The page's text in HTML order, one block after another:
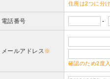
住所は2つに分
電話番号 -
メールアドレス※
確認のため2度